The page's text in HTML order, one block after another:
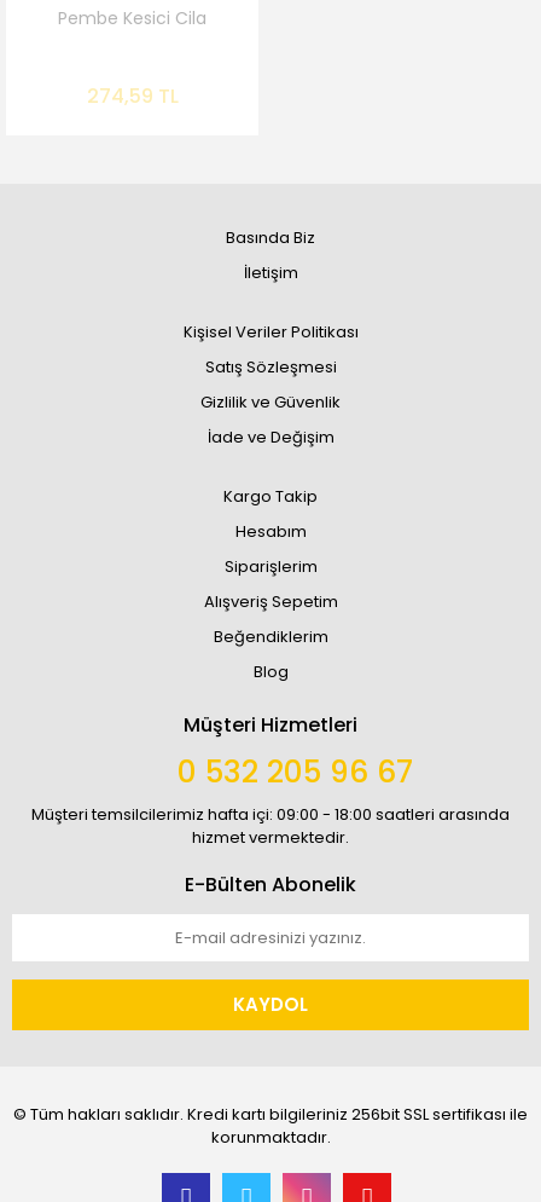
Pembe Kesici Cila
274,59 TL
Basında Biz
İletişim
Kişisel Veriler Politikası
Satış Sözleşmesi
Gizlilik ve Güvenlik
İade ve Değişim
Kargo Takip
Hesabım
Siparişlerim
Alışveriş Sepetim
Beğendiklerim
Blog
Müşteri Hizmetleri
0 532 205 96 67
Müşteri temsilcilerimiz hafta içi: 09:00 - 18:00 saatleri arasında
hizmet vermektedir.
E-Bülten Abonelik
KAYDOL
© Tüm hakları saklıdır. Kredi kartı bilgileriniz 256bit SSL sertifikası ile
korunmaktadır.